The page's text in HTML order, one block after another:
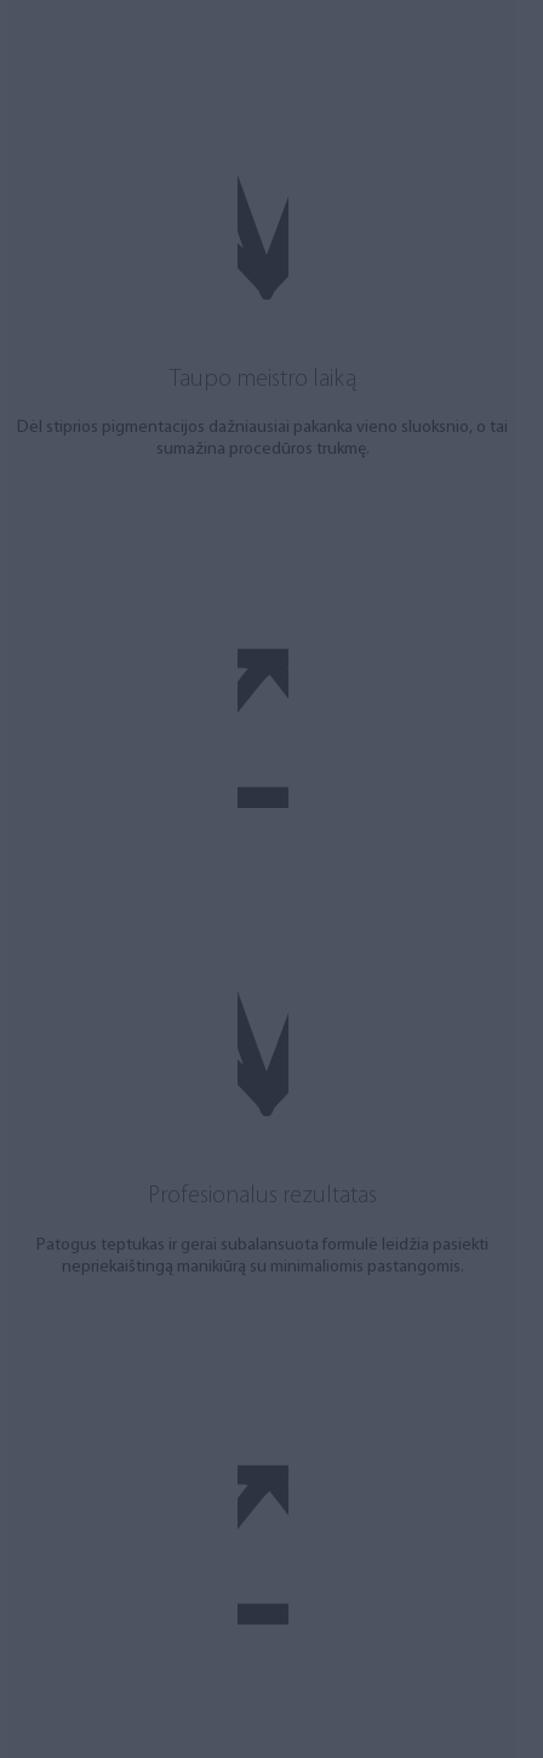
Taupo meistro laiką
Dėl stiprios pigmentacijos dažniausiai pakanka vieno sluoksnio, o tai
sumažina procedūros trukmę.
Profesionalus rezultatas
Patogus teptukas ir gerai subalansuota formulė leidžia pasiekti
nepriekaištingą manikiūrą su minimaliomis pastangomis.